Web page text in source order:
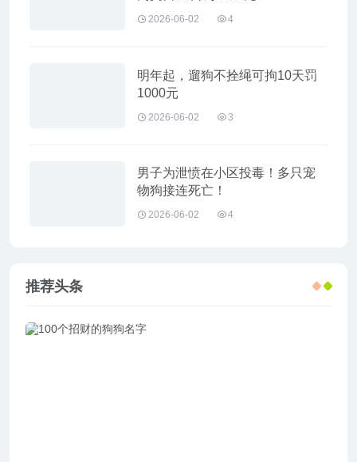
2026-06-02 4
明年起，遛狗不拴绳可拘10天罚
1000元
2026-06-02 3
男子为泄愤在小区投毒！多只宠
物狗接连死亡！
2026-06-02 4
推荐头条